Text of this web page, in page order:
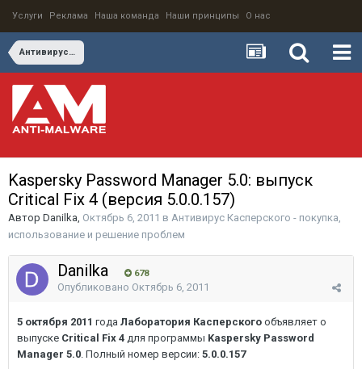
Услуги Реклама Наша команда Наши принципы О нас
Антивирус Касперского - покупка, использование и решение проблем
Kaspersky Password Manager 5.0: выпуск
Critical Fix 4 (версия 5.0.0.157)
Автор Danilka, Октябрь 6, 2011 в Антивирус Касперского - покупка,
использование и решение проблем
Danilka 678
Опубликовано Октябрь 6, 2011
5 октября 2011 года Лаборатория Касперского объявляет о
выпуске Critical Fix 4 для программы Kaspersky Password
Manager 5.0. Полный номер версии: 5.0.0.157